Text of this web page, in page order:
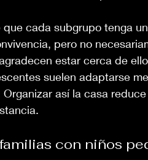
cada subgrupo tenga
pero no
estar cerca de
suelen adaptarse
así la casa reduce
con niños